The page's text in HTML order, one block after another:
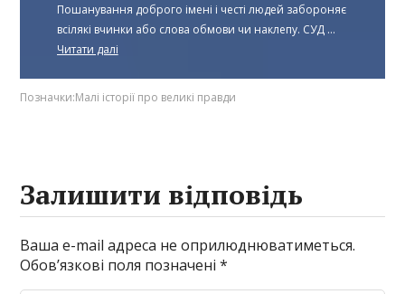
Пошанування доброго імені і честі людей забороняє
всілякі вчинки або слова обмови чи наклепу. СУД ...
Читати далі
Позначки:Малі історії про великі правди
Залишити відповідь
Ваша e-mail адреса не оприлюднюватиметься.
Обов’язкові поля позначені*